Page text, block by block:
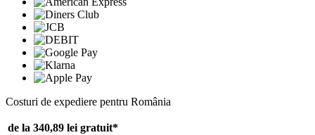
Costuri de expediere pentru România
de la 340,89 lei gratuit*